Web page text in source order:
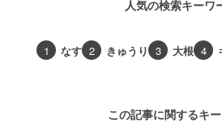
人気の検索キーワ
1 なす 2 きゅうり 3 大根 4
この記事に関するキ